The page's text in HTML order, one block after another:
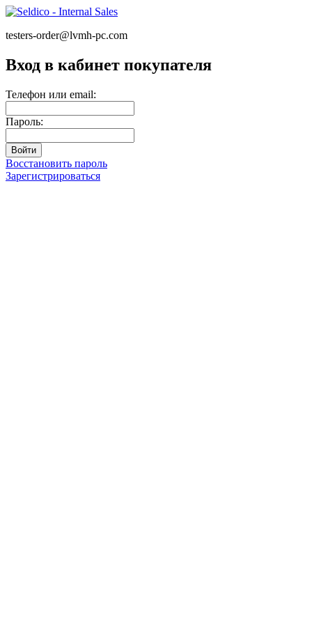
testers-order@lvmh-pc.com
Вход в кабинет покупателя
Телефон или email:
Пароль:
Восстановить пароль
Зарегистрироваться